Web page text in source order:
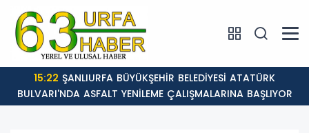
15:22
BULVARI'NDA ASFALT YENİLEME ÇALIŞMALARINA BAŞLIYOR